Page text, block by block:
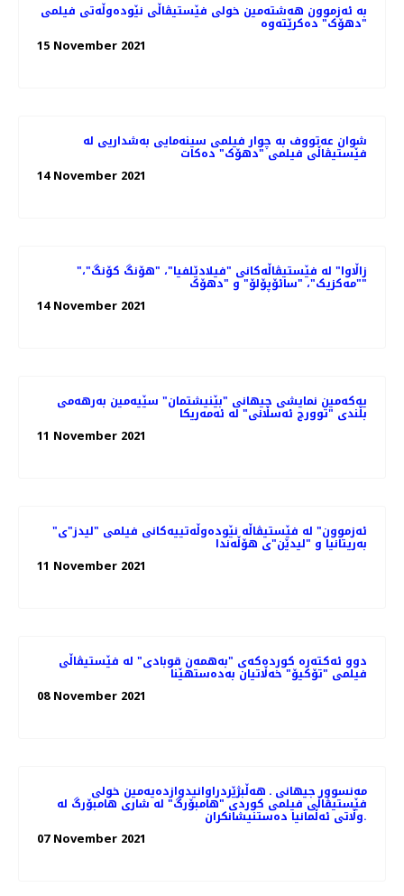
بە ئەزموون هەشتەمین خولی فێستیڤاڵی نێودەوڵەتی فیلمی
"دهۆک" دەکرێتەوە
15 November 2021
شوان عەتووف به چوار فیلمی سینەمایی بەشداریی لە
فێستیڤاڵی فیلمی "دهۆک" دەكات
14 November 2021
"زاڵاوا" لە فێستیڤاڵەکانی "فیلادێلفیا"، "هۆنگ کۆنگ"،
"مەکزیک"، "سائۆپۆلۆ" و "دهۆک"
14 November 2021
یەکەمین نمایشی جیهانی "بێنیشتمان" سێیەمین بەرهەمی
بڵندی "توورج ئەسڵانی" لە ئەمەریکا
11 November 2021
"ئەزموون" لە فێستیڤاڵە نێودەوڵەتییەکانی فیلمی "لیدز"ی
بەریتانیا و "لیدێن"ی هۆڵەندا
11 November 2021
دوو ئەکتەرە کوردەکەی "بەهمەن قوبادی" لە فێستیڤاڵی
فیلمی "تۆکیۆ" خەڵاتیان بەدەستهێنا
08 November 2021
مەنسوور جیهانی ـ هه‌ڵبژێردراوانیدوازدەیەمین خولی
فێستیڤاڵی فیلمی کوردی "هامبۆرگ" لە شاری هامبۆرگ لە
وڵاتی ئەڵمانیا ده‌ستنیشانکران.
07 November 2021